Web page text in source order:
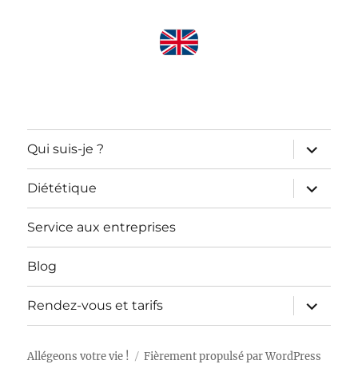
Qui suis-je ?
ouvrir
le
sous-
menu
Diététique
ouvrir
le
sous-
Service aux entreprises
Blog
Rendez-vous et tarifs
ouvrir
le
sous-
Allégeons votre vie ! Fièrement propulsé par WordPress